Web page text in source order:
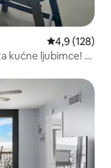
Prosječna
4,9 (128)
kućne ljubimce! 2
gosti”